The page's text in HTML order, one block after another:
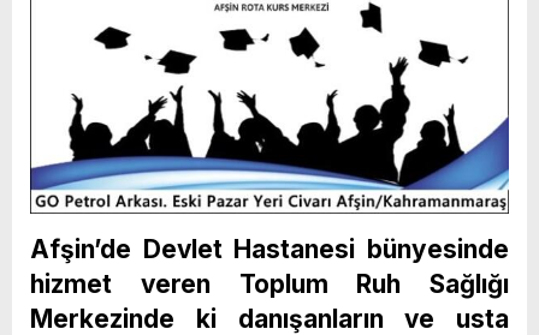
Afşin’de Devlet Hastanesi bünyesinde
hizmet veren Toplum Ruh Sağlığı
Merkezinde ki danışanların ve usta